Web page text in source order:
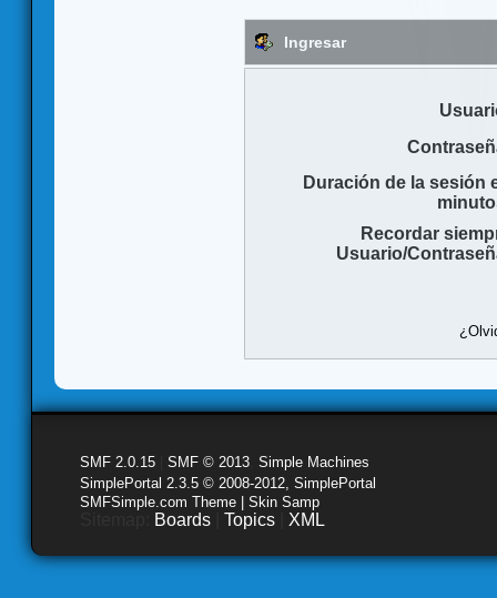
Ingresar
Duración de la sesión
Recordar
Usuario/
SMF 2.0.15 SMF © 2013 Simple Machines
SimplePortal 2.3.5 © 2008-2012, SimplePortal
SMFSimple.com Theme | Skin Samp
Boards Topics XML